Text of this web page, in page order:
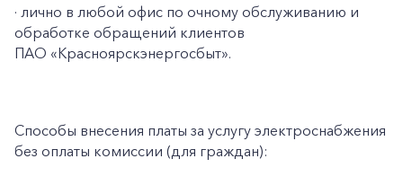
· лично в любой офис по очному обслуживанию и
обработке обращений клиентов
ПАО «Красноярскэнергосбыт».
Способы внесения платы за услугу электроснабжения
без оплаты комиссии (для граждан):